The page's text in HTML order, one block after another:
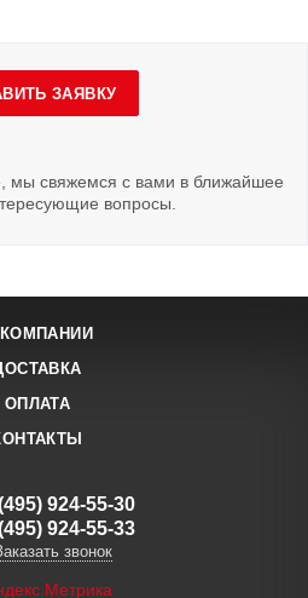
ЗАЯВКУ
мы свяжемся с вами в ближайшее
вопросы.
ОПЛАТА
924-55-30
924-55-33
звонок